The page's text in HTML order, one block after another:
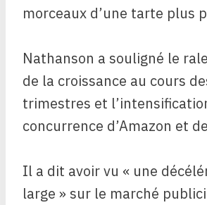
morceaux d’une tarte plus
Nathanson a souligné le
de la croissance au cours
trimestres et
concurrence d’Amazon et
Il a dit avoir vu « une
large » sur le marché